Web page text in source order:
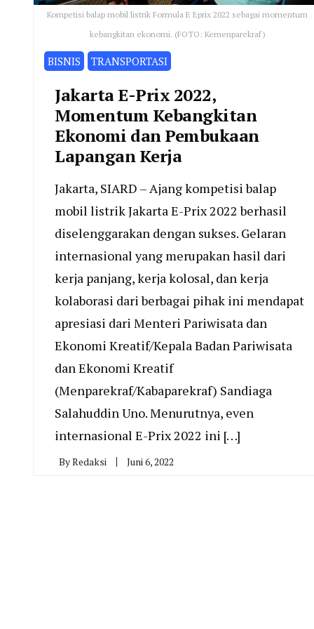
Kompetisi balap mobil listrik Formula E Eprix 2022 sebagai momentum
kebangkitan ekonomi. (FOTO: Kemenparekraf)
BISNIS TRANSPORTASI
Jakarta E-Prix 2022,
Momentum Kebangkitan
Ekonomi dan Pembukaan
Lapangan Kerja
Jakarta, SIARD – Ajang kompetisi balap
mobil listrik Jakarta E-Prix 2022 berhasil
diselenggarakan dengan sukses. Gelaran
internasional yang merupakan hasil dari
kerja panjang, kerja kolosal, dan kerja
kolaborasi dari berbagai pihak ini mendapat
apresiasi dari Menteri Pariwisata dan
Ekonomi Kreatif/Kepala Badan Pariwisata
dan Ekonomi Kreatif
(Menparekraf/Kabaparekraf) Sandiaga
Salahuddin Uno. Menurutnya, even
internasional E-Prix 2022 ini […]
ByRedaksi Juni 6, 2022